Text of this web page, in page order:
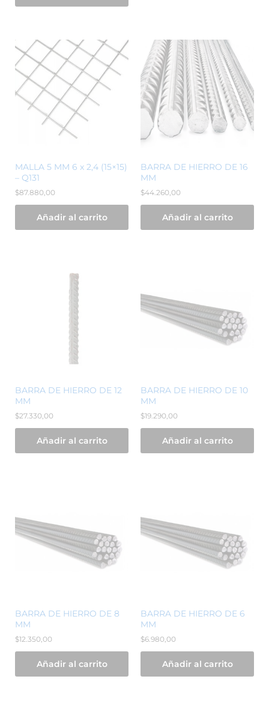
MALLA 5 MM 6 x 2,4 (15×15)
– Q131
$87.880,00
Añadir al carrito
BARRA DE HIERRO DE 16
MM
$44.260,00
Añadir al carrito
BARRA DE HIERRO DE 12
MM
$27.330,00
Añadir al carrito
BARRA DE HIERRO DE 10
MM
$19.290,00
Añadir al carrito
BARRA DE HIERRO DE 8
MM
$12.350,00
Añadir al carrito
BARRA DE HIERRO DE 6
MM
$6.980,00
Añadir al carrito